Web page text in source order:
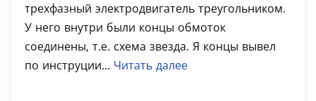
трехфазный электродвигатель треугольником.
У него внутри были концы обмоток
соединены, т.е. схема звезда. Я концы вывел
по инструции... Читать далее